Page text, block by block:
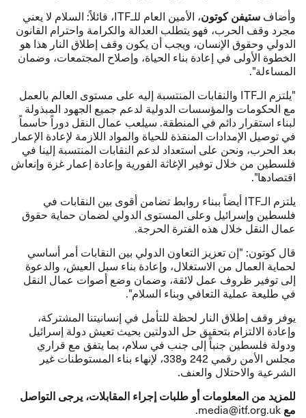
وأضاف ستيفن كوتون
، الأمين العام للـITF، قائلاً: السلام لا يعني
مجرد وقف الحرب، فهو يتطلب العدالة والكرامة واحترام القانون
الدولي وحقوق الإنسان، ويجب أن يكون وقف إطلاق النار هذا هو
الخطوة الأولى في إعادة بناء الحياة، وإصلاح المجتمعات، وضمان
المساءلة".
"يلتزم الـITF والنقابات المنتسبة إليه على مستوى العالم بالعمل
مع الحكومات والمؤسسات الدولية لدعم جميع الجهود المبذولة
لبناء استقرار دائم في المنطقة. سيلعب عمال النقل دوراً حاسماً
في توصيل الإمدادات المنقذة للحياة والمواد اللازمة لإعادة الإعمار
بعد الحرب، ونحن على استعداد لدعم النقابات المنتسبة إلينا في
فلسطين من خلال توفير الإغاثة الفورية وإعادة إعمار غزة وإنعاش
اقتصادها".
يلتزم الـITF أيضاً ببناء روابط تضامن أقوى بين النقابات في
فلسطين وإسرائيل وعلى المستوى الدولي لضمان حماية حقوق
عمال النقل خلال هذه الفترة الحرجة.
قال كوتون: "إن تعزيز التعاون الدولي بين النقابات أمر أساسي
لحماية العمال من الاستغلال، وإعادة بناء سبل العيش، والدعوة
إلى توفير ظروف عمل لائقة، وضمان وضع أصوات عمال النقل
في طليعة عملية التعافي وبناء السلام".
يوفر وقف إطلاق النار لحظة للتأمل في إنسانيتنا المشتركة،
وإعادة الالتزام بتحقيق حل الدولتين بحيث تعيش دولة إسرائيل
ودولة فلسطين جنباً إلى جنب في سلام، بما يتفق مع قراري
مجلس الأمن رقمي 242 و338، لإنهاء بناء المستوطنات غير
الشرعية والاحتلال والعنف.
للمزيد من المعلومات أو طلبات إجراء المقابلات، يرجى التواصل
مع media@itf.org.uk
.